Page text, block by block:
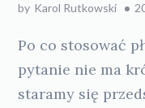
by Karol Rutkowski
Po co stosować
pytanie nie ma
staramy się